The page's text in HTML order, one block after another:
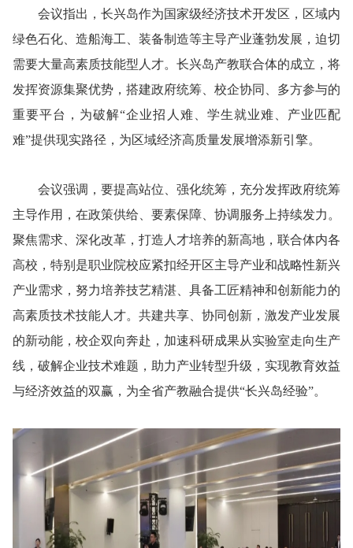
会议指出，长兴岛作为国家级经济技术开发区，区域内
绿色石化、造船海工、装备制造等主导产业蓬勃发展，迫切
需要大量高素质技能型人才。长兴岛产教联合体的成立，将
发挥资源集聚优势，搭建政府统筹、校企协同、多方参与的
重要平台，为破解“企业招人难、学生就业难、产业匹配
难”提供现实路径，为区域经济高质量发展增添新引擎。
会议强调，要提高站位、强化统筹，充分发挥政府统筹
主导作用，在政策供给、要素保障、协调服务上持续发力。
聚焦需求、深化改革，打造人才培养的新高地，联合体内各
高校，特别是职业院校应紧扣经开区主导产业和战略性新兴
产业需求，努力培养技艺精湛、具备工匠精神和创新能力的
高素质技术技能人才。共建共享、协同创新，激发产业发展
的新动能，校企双向奔赴，加速科研成果从实验室走向生产
线，破解企业技术难题，助力产业转型升级，实现教育效益
与经济效益的双赢，为全省产教融合提供“长兴岛经验”。